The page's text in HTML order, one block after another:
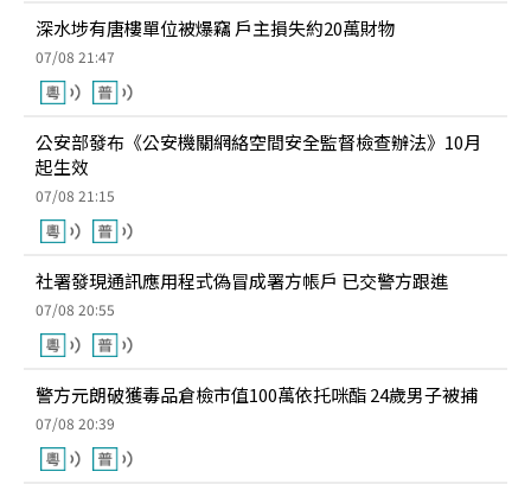
深水埗有唐樓單位被爆竊 戶主損失約20萬財物
07/08 21:47
公安部發布《公安機關網絡空間安全監督檢查辦法》10月
起生效
07/08 21:15
社署發現通訊應用程式偽冒成署方帳戶 已交警方跟進
07/08 20:55
警方元朗破獲毒品倉檢市值100萬依托咪酯 24歲男子被捕
07/08 20:39